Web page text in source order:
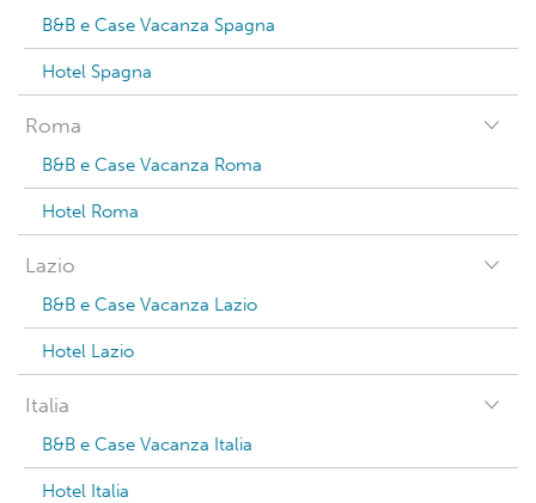
B&B e Case Vacanza Spagna
Hotel Spagna
Roma
B&B e Case Vacanza Roma
Hotel Roma
Lazio
B&B e Case Vacanza Lazio
Hotel Lazio
Italia
B&B e Case Vacanza Italia
Hotel Italia